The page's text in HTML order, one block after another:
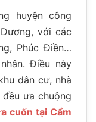
huyện công
với các
Phúc Điền…
Điều này
dân cư, nhà
ưa chuộng
cuốn tại Cẩm